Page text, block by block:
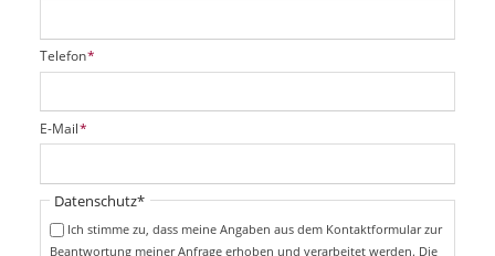
P
f
i
c
t
f
Telefon*
P
f
i
E-Mail*
Pflichtfeld
Datenschutz*
Ich stimme zu, dass meine Angaben aus dem Kontaktformular zur
Beantwortung meiner Anfrage erhoben und verarbeitet werden. Die